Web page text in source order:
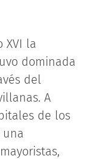
XVI la
dominada
del
A
de los